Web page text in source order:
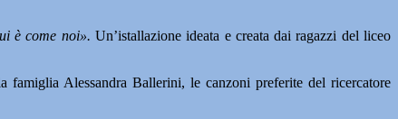
è come noi». Un’istallazione ideata e creata dai ragazzi del liceo
Alessandra Ballerini, le canzoni preferite del ricercatore